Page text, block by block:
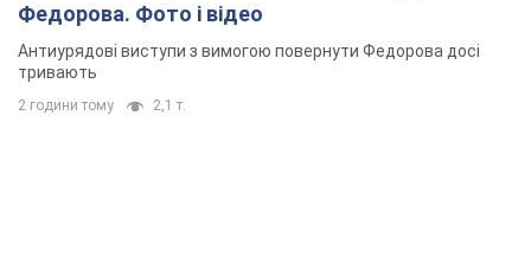
Федорова. Фото і відео
Антиурядові виступи з вимогою повернути Федорова досі
тривають
2 години тому 2,1 т.